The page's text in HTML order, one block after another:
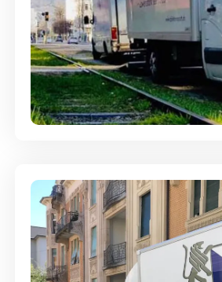
Ein- und Auspackservice